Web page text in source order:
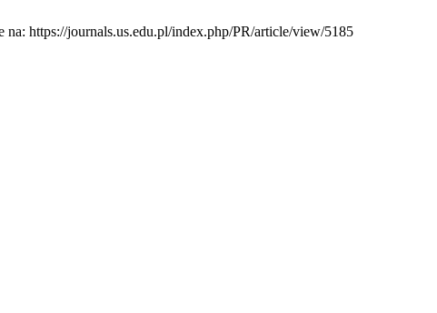
https://journals.us.edu.pl/index.php/PR/article/view/5185